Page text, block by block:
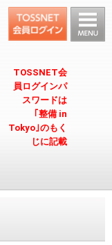
TOSSNET会
員ログインパ
スワードは
｢整備 in
Tokyo｣のもく
じに記載